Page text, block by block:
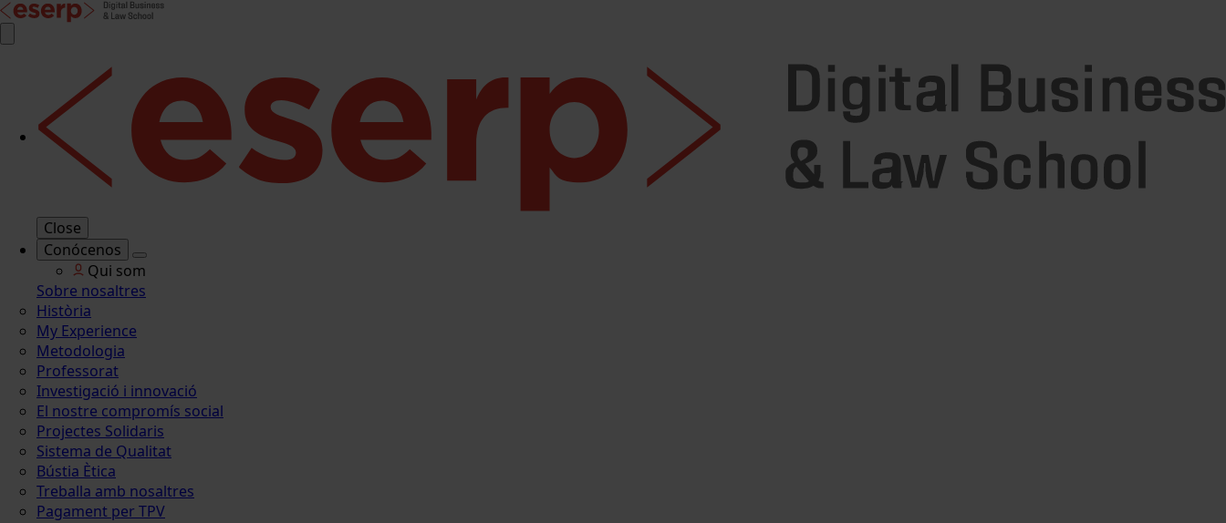
Close
Conócenos
Qui som
Sobre nosaltres
Història
My Experience
Metodologia
Professorat
Investigació i innovació
El nostre compromís social
Projectes Solidaris
Sistema de Qualitat
Bústia Ètica
Treballa amb nosaltres
Pagament per TPV